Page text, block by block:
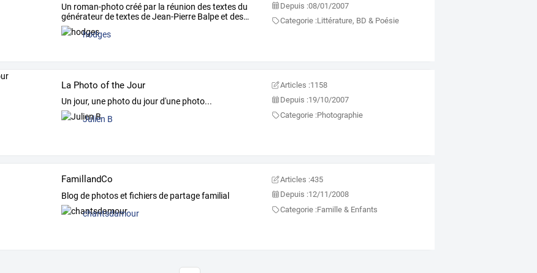
Un roman-photocréé par la réunion destextesdu
générateurdetextesdeJean-Pierre Balpeet des…
hodges
Depuis :08/01/2007
Categorie :Littérature, BD & Poésie
La Photo of the Jour
Un jour, une photo du jour d'une photo...
Julien B
Articles :1158
Depuis :19/10/2007
Categorie :Photographie
FamillandCo
Blog de photos et fichiers de partage familial
chantsdamour
Articles :435
Depuis :12/11/2008
Categorie :Famille & Enfants